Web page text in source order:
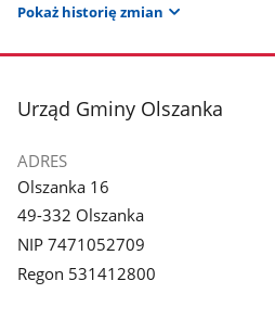
Pokaż historię zmian
stopka
Urząd Gminy Olszanka
ADRES
Olszanka 16
49-332 Olszanka
NIP 7471052709
Regon 531412800